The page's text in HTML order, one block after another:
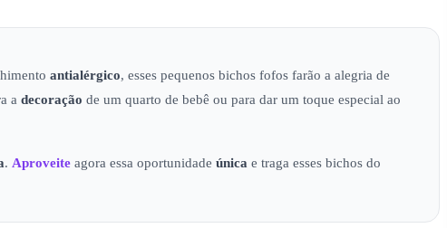
antialérgico, esses pequenos bichos fofos farão a alegria de
a decoração de um quarto de bebê ou para dar um toque especial ao
. Aproveite agora essa oportunidade única e traga esses bichos do